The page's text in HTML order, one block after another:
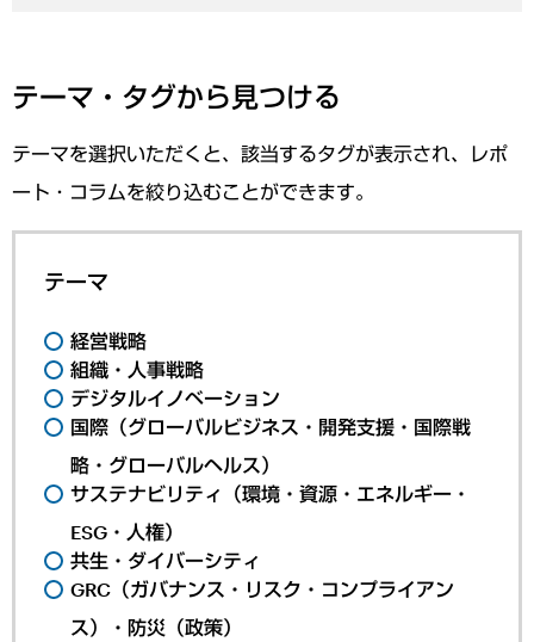
テーマ・タグから見つける
テーマを選択いただくと、該当するタグが表示され、レポ
ート・コラムを絞り込むことができます。
テーマ
経営戦略
組織・人事戦略
デジタルイノベーション
国際（グローバルビジネス・開発支援・国際戦
略・グローバルヘルス）
サステナビリティ（環境・資源・エネルギー・
ESG・人権）
共生・ダイバーシティ
GRC（ガバナンス・リスク・コンプライアン
ス）・防災（政策）